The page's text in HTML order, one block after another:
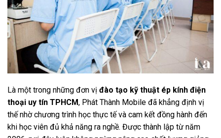
Là một trong những đơn vị đào tạo kỹ thuật ép kính điện
thoại uy tín TPHCM, Phát Thành Mobile đã khẳng định vị
thế nhờ chương trình học thực tế và cam kết đồng hành đến
khi học viên đủ khả năng ra nghề. Được thành lập từ năm